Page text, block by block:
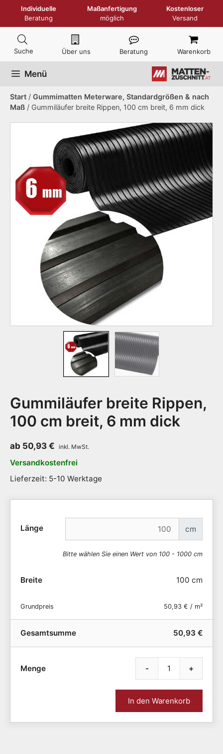
Individuelle
Beratung
Maßanfertigung
möglich
Kostenloser
Versand
Über uns Beratung Warenkorb
Menü
Start / Gummimatten Meterware, Standardgrößen & nach
Maß / Gummiläufer breite Rippen, 100 cm breit, 6 mm dick
Gummiläufer breite Rippen,
100 cm breit, 6 mm dick
ab 50,93 €
Versandkostenfrei
Lieferzeit: 5-10 Werktage
Länge cm
Bitte wählen Sie einen Wert von 100 - 1000 cm
Breite 100 cm
Grundpreis 50,93 € / m²
Gesamtsumme 50,93 €
- +
In den Warenkorb